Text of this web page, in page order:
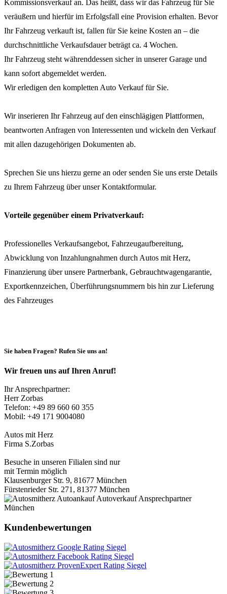
Kommissionsverkauf an. Das heißt, dass wir das Fahrzeug für Sie
veräußern und hierfür im Erfolgsfall eine Provision erhalten. Bevor
Ihr Fahrzeug verkauft ist, fallen für Sie keine Kosten an – die
durchschnittliche Verkaufsdauer beträgt ca. 4 Wochen.
Ihr Fahrzeug steht währenddessen sicher in unserer Garage und
kann sofort abgemeldet werden.
Wir erledigen den kompletten Auto Verkauf für Sie.
Wir inserieren Ihr Fahrzeug auf den einschlägigen Plattformen,
beantworten Anfragen von Interessenten und wickeln den Verkauf
mit allen dazugehörigen Dokumenten ab.
Sprechen Sie uns hierzu gerne an oder senden Sie uns erste Details
zu Ihrem Fahrzeug über unser Kontaktformular.
Vorteile gegenüber einem Privatverkauf:
Professionelles Verkaufsangebot, Fahrzeugaufbereitung,
Abwicklung von Inzahlungnahmen durch Autos mit Herz,
Finanzierung über unsere Partnerbank, Gebrauchtwagengarantie,
Exportkennzeichen, Überführungsnummern bis hin zur Lieferung
des Fahrzeuges
Sie haben Fragen? Rufen Sie uns an!
Wir freuen uns auf Ihren Anruf!
Ihr Ansprechpartner:
Herr Zorbas
Telefon: +49 89 660 60 355
Mobil: +49 171 9004080
Autos mit Herz
Firma S.Zorbas
Besuche in unseren Filialen sind nur
mit Termin möglich
Klausenburger Str. 9, 81677 München
Fürstenrieder Str. 271, 81377 München
Kundenbewertungen